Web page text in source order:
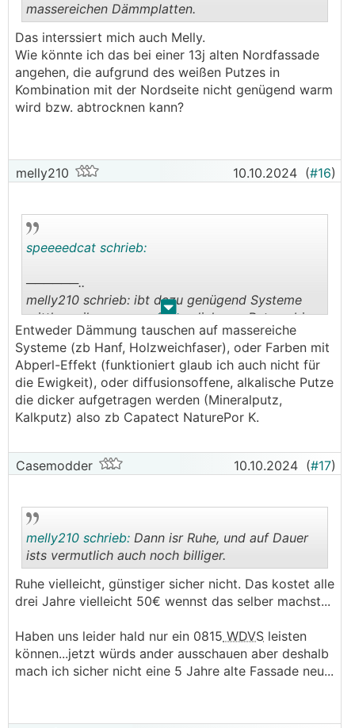
..
massereichen Dämmplatten.
Das interssiert mich auch Melly.
Wie könnte ich das bei einer 13j alten Nordfassade
angehen, die aufgrund des weißen Putzes in
Kombination mit der Nordseite nicht genügend warm
wird bzw. abtrocknen kann?
melly210 10.10.2024 (#16)
. .
speeeedcat schrieb:
──────..
melly210 schrieb: ibt dazu genügend Systeme
mittlerweile, von speziellen dickeren Putzen bis
massereichen Dämmplatten.
───────────────
Das interssiert mich auch Melly.
Wie könnte ich das bei einer 13j alten
Nordfassade angehen, die aufgrund des weißen
genügend warm wird bzw. abtrocknen kann?
Entweder Dämmung tauschen auf massereiche
Systeme (zb Hanf, Holzweichfaser), oder Farben mit
Abperl-Effekt (funktioniert glaub ich auch nicht für
die Ewigkeit), oder diffusionsoffene, alkalische Putze
die dicker aufgetragen werden (Mineralputz,
Kalkputz) also zb Capatect NaturePor K.
Casemodder 10.10.2024 (#17)
.
melly210 schrieb: Dann isr Ruhe, und auf Dauer
ists vermutlich auch noch billiger.
Ruhe vielleicht, günstiger sicher nicht. Das kostet alle
drei Jahre vielleicht 50€ wennst das selber machst...
Haben uns leider hald nur ein 0815 WDVS leisten
können...jetzt würds ander ausschauen aber deshalb
mach ich sicher nicht eine 5 Jahre alte Fassade neu...